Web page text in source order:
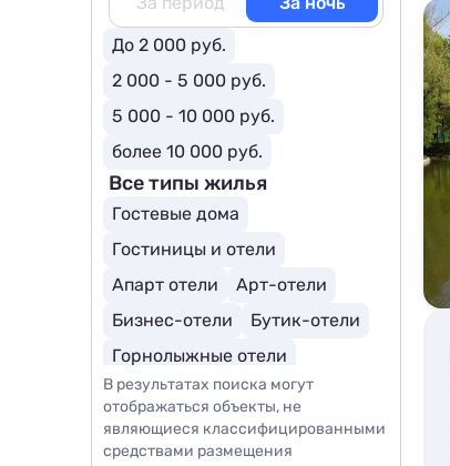
До 2 000 руб.
2 000 - 5 000 руб.
5 000 - 10 000 руб.
более 10 000 руб.
Все типы жилья
Гостевые дома
Гостиницы и отели
Апарт отели
Арт-отели
Бизнес-отели
Бутик-отели
Горнолыжные отели
Отели для молодоженов
Курортные отели
В результатах поиска могут
отображаться объекты, не
являющиеся классифицированными
средствами размещения